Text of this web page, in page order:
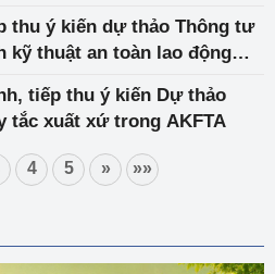
thu ý kiến dự thảo Thông tư
kỹ thuật an toàn lao động
tiếp thu ý kiến Dự thảo
tắc xuất xứ trong AKFTA
4 5 » »»